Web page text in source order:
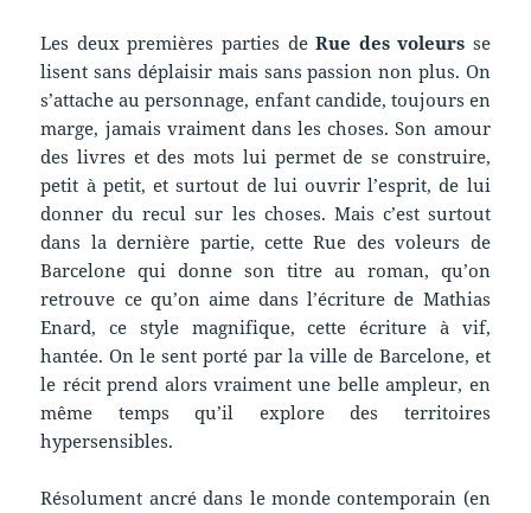
Les deux premières parties deRue des voleurs se
lisent sans déplaisir mais sans passion non plus. On
s’attache au personnage, enfant candide, toujours en
marge, jamais vraiment dans les choses. Son amour
des livres et des mots lui permet de se construire,
petit à petit, et surtout de lui ouvrir l’esprit, de lui
donner du recul sur les choses. Mais c’est surtout
dans la dernière partie, cette Rue des voleurs de
Barcelone qui donne son titre au roman, qu’on
retrouve ce qu’on aime dans l’écriture de Mathias
Enard, ce style magnifique, cette écriture à vif,
hantée. On le sent porté par la ville de Barcelone, et
le récit prend alors vraiment une belle ampleur, en
même temps qu’il explore des territoires
hypersensibles.
Résolument ancré dans le monde contemporain (en